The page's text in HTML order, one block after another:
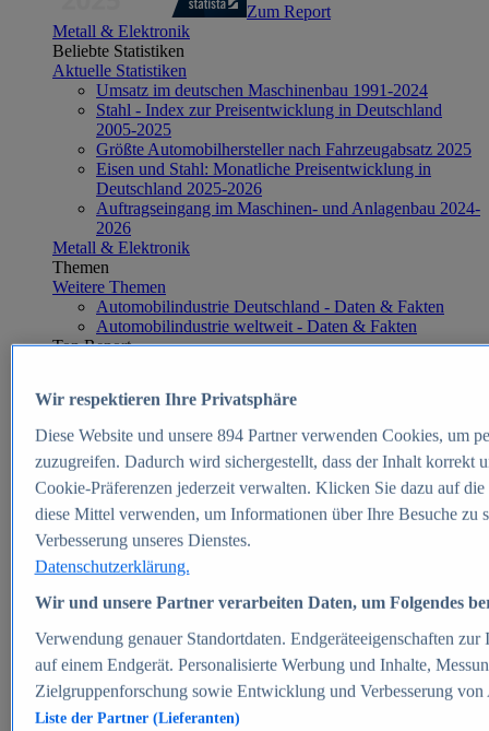
Zum Report
Metall & Elektronik
Beliebte Statistiken
Aktuelle Statistiken
Umsatz im deutschen Maschinenbau 1991-2024
Stahl - Index zur Preisentwicklung in Deutschland
2005-2025
Größte Automobilhersteller nach Fahrzeugabsatz 2025
Eisen und Stahl: Monatliche Preisentwicklung in
Deutschland 2025-2026
Auftragseingang im Maschinen- und Anlagenbau 2024-
2026
Metall & Elektronik
Themen
Weitere Themen
Automobilindustrie Deutschland - Daten & Fakten
Automobilindustrie weltweit - Daten & Fakten
Top Report
Zum Report
E-commerce
Beliebte Statistiken
Aktuelle Statistiken
E-Commerce - Entwicklung des Umsatzes in
Deutschland 1999-2025
Umsatz von Amazon in Deutschland und weltweit
2010-2025
B2C-E-Commerce: Top-50 Online Shops in
Deutschland 2024
Marktanteile von Online-Zahlungsverfahren in
Deutschland 2024
Umsatzstarke Warengruppen im Online-Handel in
Deutschland 2023-2025
Wir respektieren Ihre Privatsphäre
Diese Website und unsere 894Partner verwenden Cookies, um
zuzugreifen. Dadurch wird sichergestellt, dass der Inhalt korrekt
Cookie-Präferenzen jederzeit verwalten. Klicken Sie dazu auf
diese Mittel verwenden, um Informationen über Ihre Besuche
Verbesserung unseres Dienstes.
Datenschutzerklärung.
Wir und unsere Partner verarbeiten Daten, um Folgendes
Verwendung genauer Standortdaten. Endgeräteeigenschaften
auf einem Endgerät. Personalisierte Werbung und Inhalte,
Zielgruppenforschung sowie Entwicklung und Verbesserung von
Liste der Partner (Lieferanten)